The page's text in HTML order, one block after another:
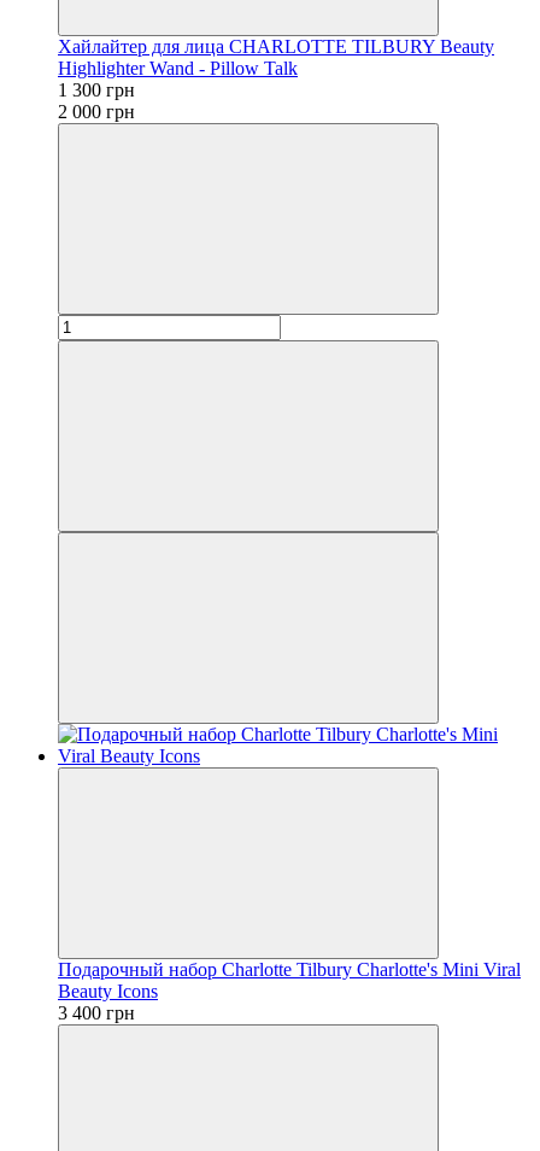
Хайлайтер для лица CHARLOTTE TILBURY Beauty
Highlighter Wand - Pillow Talk
1 300 грн
2 000 грн
Подарочный набор Charlotte Tilbury Charlotte's Mini Viral
Beauty Icons
3 400 грн